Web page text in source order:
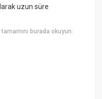
uzun süre
tamamını burada okuyun: